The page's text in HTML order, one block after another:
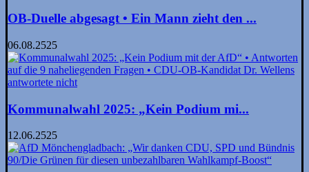
OB-Duelle abgesagt • Ein Mann zieht den ...
06.08.2525
Kommunalwahl 2025: „Kein Podium mi...
12.06.2525